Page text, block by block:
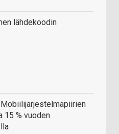
lähdekoodin
15 % vuoden